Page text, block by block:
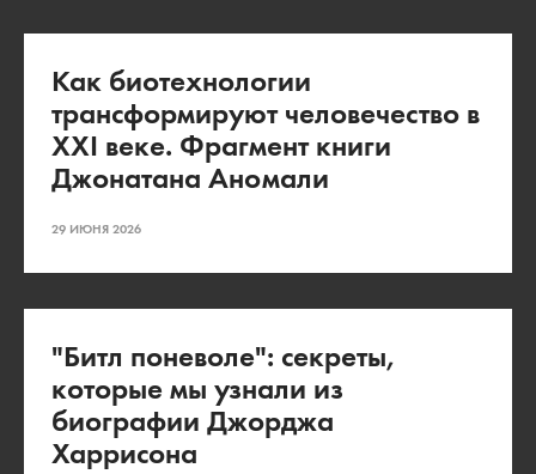
Как биотехнологии
трансформируют человечество в
XXI веке. Фрагмент книги
Джонатана Аномали
29 ИЮНЯ 2026
"Битл поневоле": секреты,
которые мы узнали из
биографии Джорджа
Харрисона